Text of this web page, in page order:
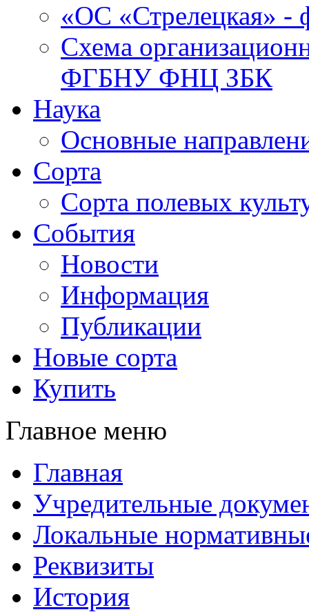
«ОС «Стрелецкая»
Схема
ФГБНУ ФНЦ ЗБК
Наука
Основные
Сорта
Сорта полевых
События
Новости
Информация
Публикации
Новые сорта
Купить
Главное меню
Главная
Учредительные
Локальные
Реквизиты
История